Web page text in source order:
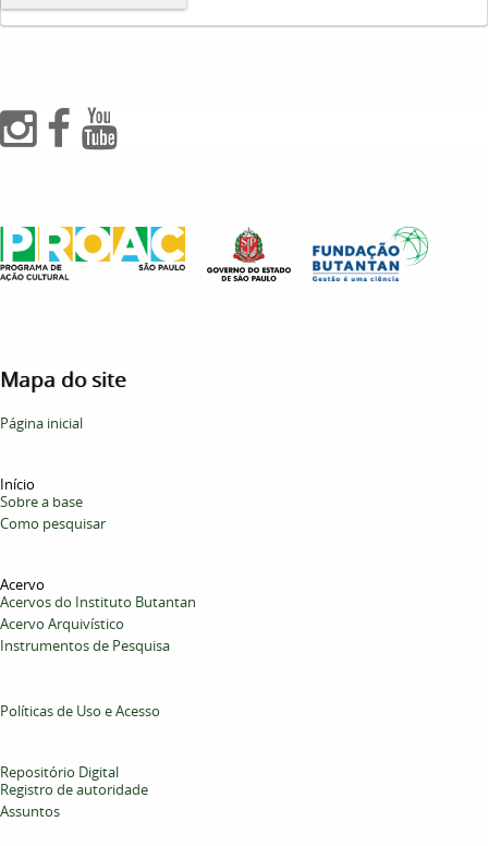
Mapa do site
Página inicial
Início
Sobre a base
Como pesquisar
Acervo
Acervos do Instituto Butantan
Acervo Arquivístico
Instrumentos de Pesquisa
Políticas de Uso e Acesso
Repositório Digital
Registro de autoridade
Assuntos